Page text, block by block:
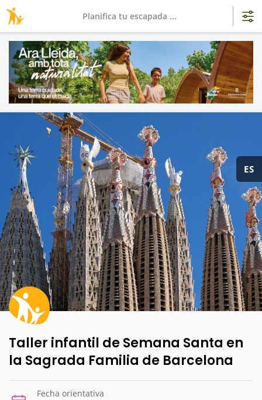
ES
Taller infantil de Semana Santa en
la Sagrada Familia de Barcelona
Fecha orientativa
Planifica tu escapada ...